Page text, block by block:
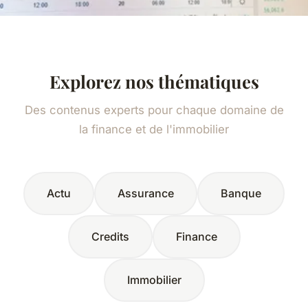
Explorez nos thématiques
Des contenus experts pour chaque domaine de
la finance et de l'immobilier
Actu Assurance Banque
Credits Finance
Immobilier